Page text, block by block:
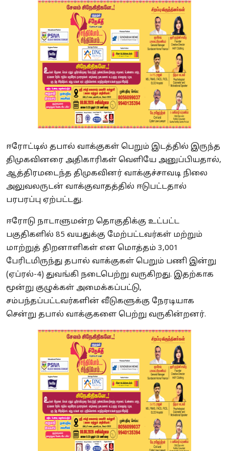
ஈரோட்டில் தபால் வாக்குகள் பெறும் இடத்தில் இருந்த
திமுகவினரை அதிகாரிகள் வெளியே அனுப்பியதால்,
ஆத்திரமடைந்த திமுகவினர் வாக்குச்சாவடி நிலை
அலுவலருடன் வாக்குவாதத்தில் ஈடுபட்டதால்
பரபரப்பு ஏற்பட்டது.
ஈரோடு நாடாளுமன்ற தொகுதிக்கு உட்பட்ட
பகுதிகளில் 85 வயதுக்கு மேற்பட்டவர்கள் மற்றும்
மாற்றுத் திறனாளிகள் என மொத்தம் 3,001
பேரிடமிருந்து தபால் வாக்குகள் பெறும் பணி இன்று
(ஏப்ரல்-4) துவங்கி நடைபெற்று வருகிறது. இதற்காக
மூன்று குழுக்கள் அமைக்கப்பட்டு,
சம்பந்தப்பட்டவர்களின் வீடுகளுக்கு நேரடியாக
சென்று தபால் வாக்குகளை பெற்று வருகின்றனர்.